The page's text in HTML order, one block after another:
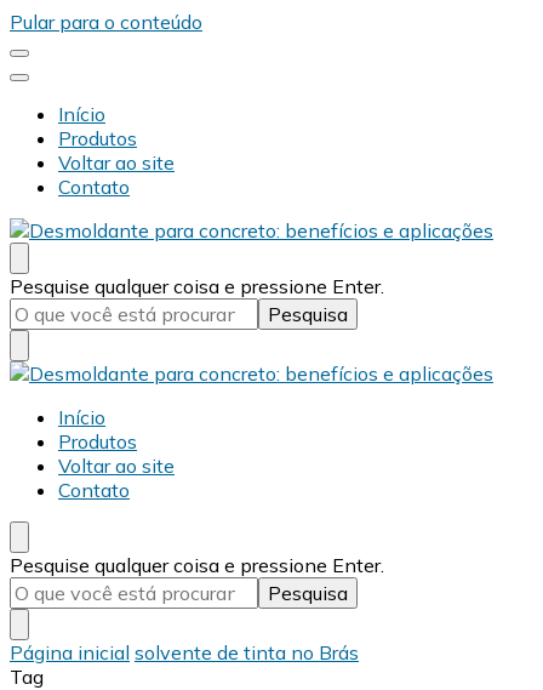
Pular para o conteúdo
Início
Produtos
Voltar ao site
Contato
Desmold
Blog Desmold
Procurando
algo?
Pesquise qualquer coisa e pressione Enter.
Desmold
Blog Desmold
Início
Produtos
Voltar ao site
Contato
Procurando
algo?
Pesquise qualquer coisa e pressione Enter.
Página inicial solvente de tinta no Brás
Tag